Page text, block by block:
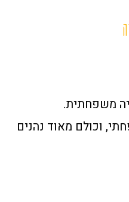
משפחתית.
וכולם מאוד נהנים